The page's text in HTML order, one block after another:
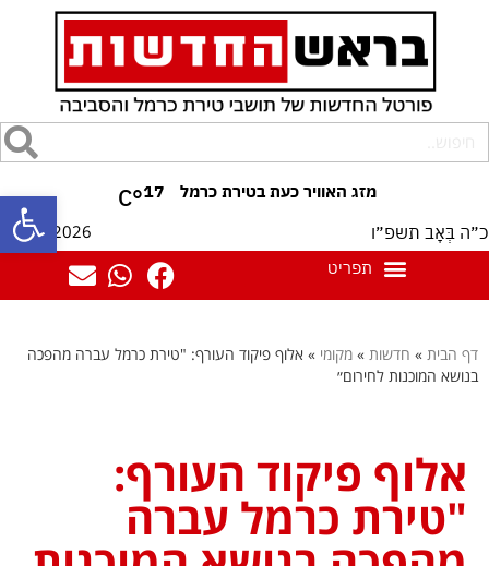
פתח 17
°C
כ״ה בְּאָב תשפ״ו 08/08/2026
דף הבית » חדשות » מקומי » אלוף פיקוד העורף: "טירת כרמל עברה מהפכה
בנושא המוכנות לחירום״
אלוף פיקוד העורף:
"טירת כרמל עברה